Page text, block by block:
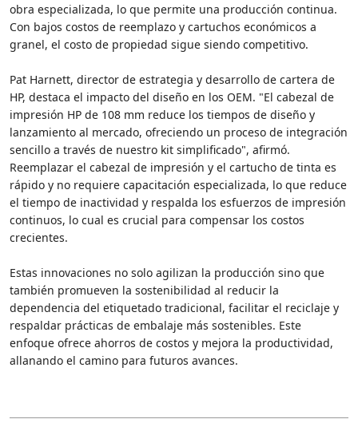
obra especializada, lo que permite una producción continua.
Con bajos costos de reemplazo y cartuchos económicos a
granel, el costo de propiedad sigue siendo competitivo.
Pat Harnett, director de estrategia y desarrollo de cartera de
HP, destaca el impacto del diseño en los OEM. "El cabezal de
impresión HP de 108 mm reduce los tiempos de diseño y
lanzamiento al mercado, ofreciendo un proceso de integración
sencillo a través de nuestro kit simplificado", afirmó.
Reemplazar el cabezal de impresión y el cartucho de tinta es
rápido y no requiere capacitación especializada, lo que reduce
el tiempo de inactividad y respalda los esfuerzos de impresión
continuos, lo cual es crucial para compensar los costos
crecientes.
Estas innovaciones no solo agilizan la producción sino que
también promueven la sostenibilidad al reducir la
dependencia del etiquetado tradicional, facilitar el reciclaje y
respaldar prácticas de embalaje más sostenibles. Este
enfoque ofrece ahorros de costos y mejora la productividad,
allanando el camino para futuros avances.